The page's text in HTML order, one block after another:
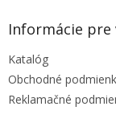
Informácie pre
Katalóg
Obchodné
Reklamačné